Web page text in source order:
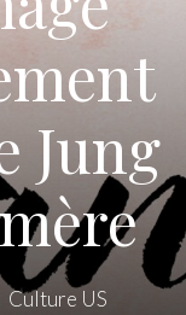
Jung
Culture US